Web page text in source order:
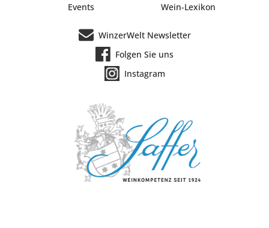
Events Wein-Lexikon
WinzerWelt Newsletter
Folgen Sie uns
Instagram